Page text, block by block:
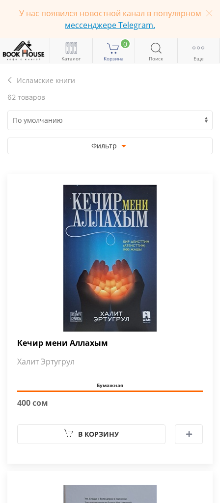
У нас появился новостной канал в популярном
мессенджере Telegram.
Каталог
0
Корзина Поиск Еще
Исламские книги
62 товаров
Фильтр
Кечир мени Аллахым
Халит Эртугрул
Бумажная
400 сом
В КОРЗИНУ